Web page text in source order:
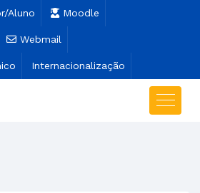
Aluno Moodle
Webmail
Internacionalização